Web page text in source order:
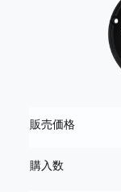
販売価格
購入数